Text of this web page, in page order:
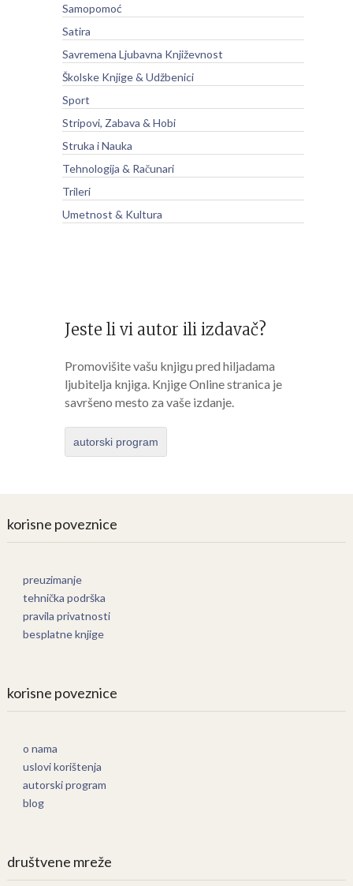
Samopomoć
Satira
Savremena Ljubavna Književnost
Školske Knjige & Udžbenici
Sport
Stripovi, Zabava & Hobi
Struka i Nauka
Tehnologija & Računari
Trileri
Umetnost & Kultura
Jeste li vi autor ili izdavač?
Promovišite vašu knjigu pred hiljadama
ljubitelja knjiga. Knjige Online stranica je
savršeno mesto za vaše izdanje.
autorski program
korisne poveznice
preuzimanje
tehnička podrška
pravila privatnosti
besplatne knjige
korisne poveznice
o nama
uslovi korištenja
autorski program
blog
društvene mreže